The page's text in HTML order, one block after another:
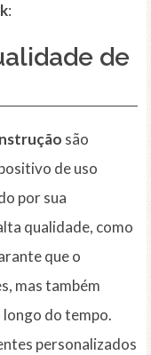
:
de
são
de uso
por sua
qualidade, como
que o
mas também
do tempo.
personalizados